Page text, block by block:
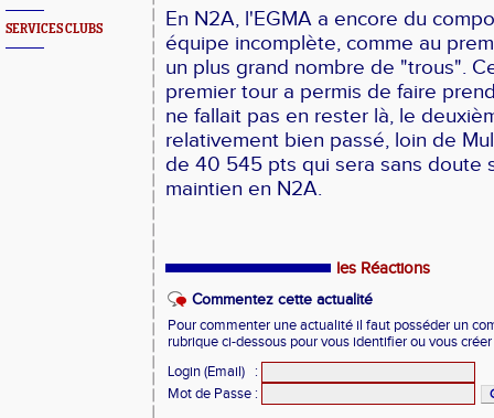
SERVICES CLUBS
En N2A, l'EGMA a encore du
équipe incomplète, comme au
un plus grand nombre de "trous".
premier tour a permis de faire
ne fallait pas en rester là, le
relativement bien passé, loin de
de 40 545 pts qui sera sans doute
maintien en N2A.
les Réactions
Commentez cette actualité
Pour commenter une actualité il faut posséder un
rubrique ci-dessous pour vous identifier ou vous
Login (Email)
:
Mot de Passe :